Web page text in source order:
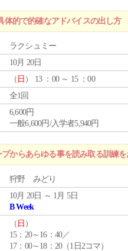
体的で的確なアドバイスの出し方
ラクシュミー
10月 20日
（ 日 ） 13 ：00 ～ 15 ：00
全1回
6,600円
一般6,600円/入学者5,940円
からあらゆる事を読み取る訓練を
狩野 みどり
10月 20日 ～ 1月 5日
B Week
（ 日 ）
15：20～16：40／
17：00～18：20（1日2コマ）